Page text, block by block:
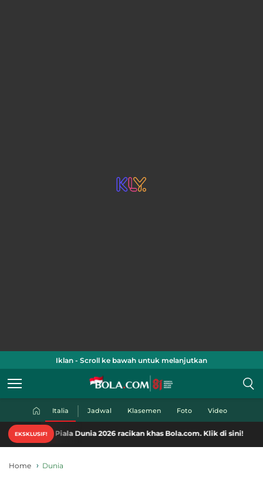
Iklan - Scroll ke bawah untuk melanjutkan
Italia Jadwal Klasemen Foto Video
EKSKLUSIF!
Piala Dunia 2026 racikan khas Bola.com. Klik di sini!
Home Dunia